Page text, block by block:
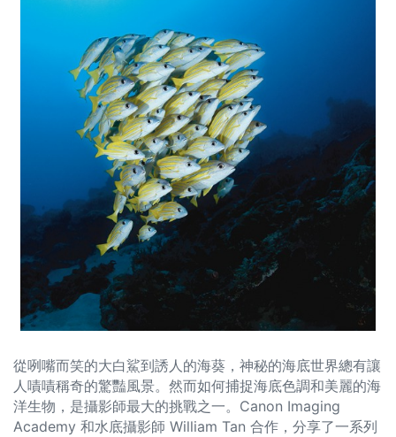
從咧嘴而笑的大白鯊到誘人的海葵，神秘的海底世界總有讓
人嘖嘖稱奇的驚豔風景。然而如何捕捉海底色調和美麗的海
洋生物，是攝影師最大的挑戰之一。Canon Imaging
Academy 和水底攝影師 William Tan 合作，分享了一系列